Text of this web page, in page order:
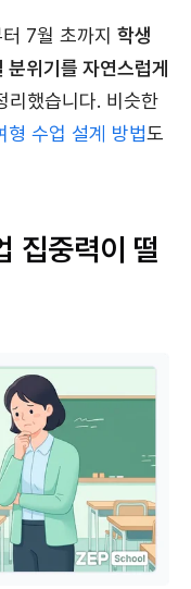
7월 초까지 학생
위기를 자연스럽게
리했습니다. 비슷한
형 수업 설계 방법도
집중력이 떨